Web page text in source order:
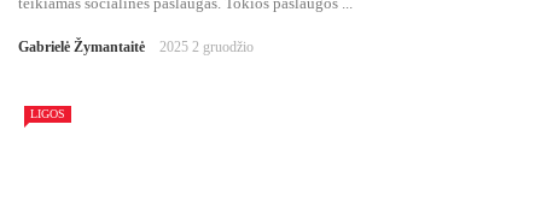
Gabrielė Žymantaitė 2025 2 gruodžio
LIGOS